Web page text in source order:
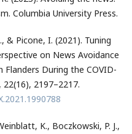
Columbia University Press.
& Picone, I. (2021). Tuning
on News Avoidance
Flanders During the COVID-
2197–2217.
K., Boczkowski, P. J.,